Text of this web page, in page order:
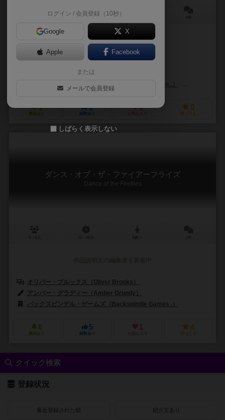
30～45分
作品説明文の編集者を募集中
レオナルド・ボイド（Leonard Boyd）
デビッド・バラショウ（
アンバー・グラディー（Amber Grundy）
バックスピンデル・ゲームズ（Backspindle Games .）
1
興味あり
0
経験あり
0 0
持ってる
ダンス・オブ・ザ・ファイアーフライズ
Dance of the Fireflies
オリバー・ブルックス（Oliver Brooks）
アンバー・グラディー（Amber Grundy）
バックスピンデル・ゲームズ（Backspindle Games .）
6
興味あり
5
経験あり
1
お気に入り
4
持ってる
クイック検索
登録状況
最近登録された順 紹介文あり
ログイン / 会員登録（10秒）
Google X
Apple Facebook
または
メールで会員登録
しばらく表示しない